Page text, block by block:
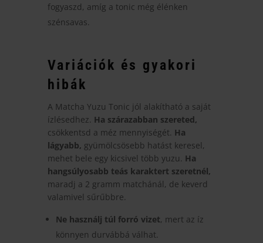
fogyaszd, amíg a tonic még élénken
szénsavas.
Variációk és gyakori
hibák
A Matcha Yuzu Tonic jól alakítható a saját
ízlésedhez. Ha szárazabban szereted,
csökkentsd a méz mennyiségét. Ha
lágyabb, gyümölcsösebb hatást keresel,
mehet bele egy kicsivel több yuzu. Ha
hangsúlyosabb teás karaktert szeretnél,
maradj a 2 gramm matchánál, de keverd
valamivel sűrűbbre.
Ne használj túl forró vizet, mert az íz
könnyen durvábbá válhat.